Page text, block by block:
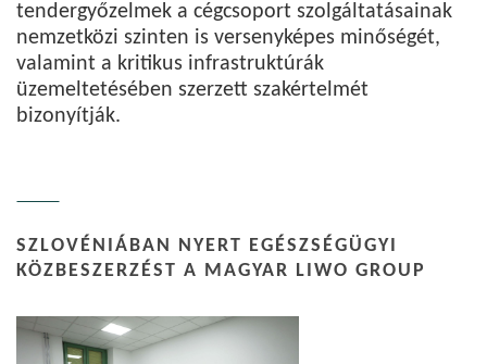
tendergyőzelmek a cégcsoport szolgáltatásainak
nemzetközi szinten is versenyképes minőségét,
valamint a kritikus infrastruktúrák
üzemeltetésében szerzett szakértelmét
bizonyítják.
SZLOVÉNIÁBAN NYERT EGÉSZSÉGÜGYI
KÖZBESZERZÉST A MAGYAR LIWO GROUP